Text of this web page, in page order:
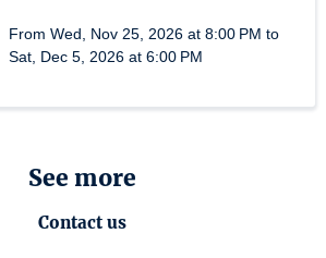
From Wed, Nov 25, 2026 at 8:00 PM to
Sat, Dec 5, 2026 at 6:00 PM
See more
Contact us